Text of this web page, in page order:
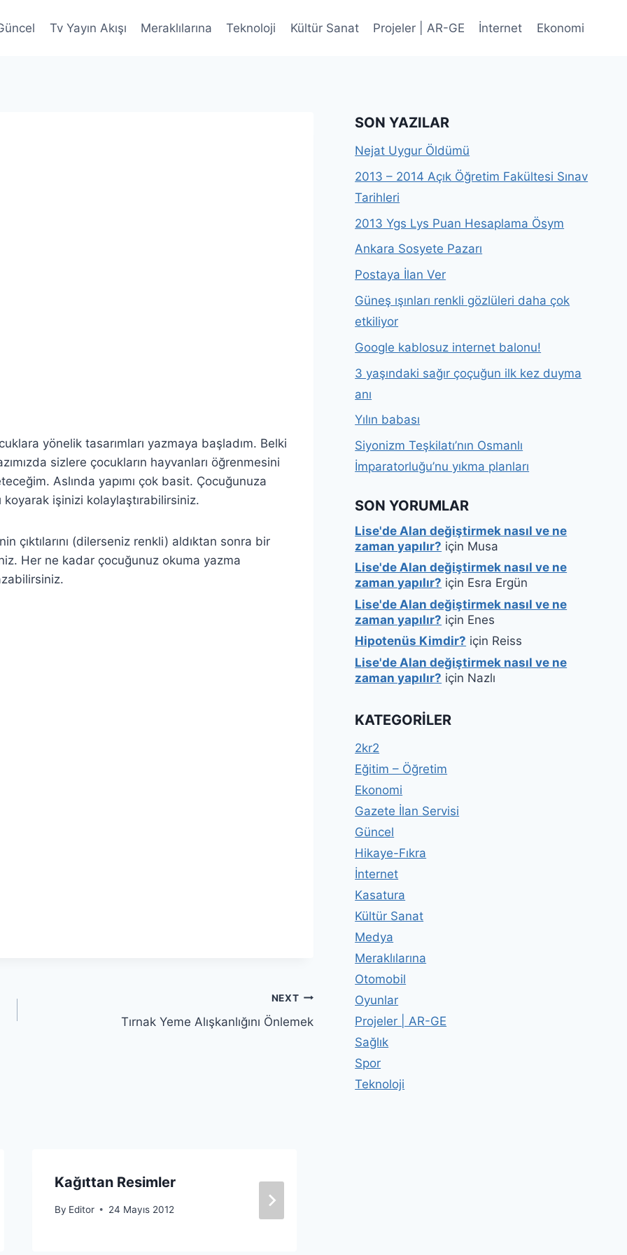
Tv Yayın Akışı Meraklılarına Teknoloji Kültür Sanat Projeler | AR-GE İnternet Ekonomi
yönelik tasarımları yazmaya başladım. Belki
sizlere çocukların hayvanları öğrenmesini
Aslında yapımı çok basit. Çocuğunuza
koyarak işinizi kolaylaştırabilirsiniz.
çıktılarını (dilerseniz renkli) aldıktan sonra bir
Her ne kadar çocuğunuz okuma yazma
NEXT
Tırnak Yeme Alışkanlığını Önlemek
Kağıttan Resimler
By Editor 24 Mayıs 2012
SON YAZILAR
Nejat Uygur Öldümü
2013 – 2014 Açık Öğretim Fakültesi Sınav
Tarihleri
2013 Ygs Lys Puan Hesaplama Ösym
Ankara Sosyete Pazarı
Postaya İlan Ver
Güneş ışınları renkli gözlüleri daha çok
etkiliyor
Google kablosuz internet balonu!
3 yaşındaki sağır çoçuğun ilk kez duyma
anı
Yılın babası
Siyonizm Teşkilatı’nın Osmanlı
İmparatorluğu’nu yıkma planları
SON YORUMLAR
Lise'de Alan değiştirmek nasıl ve ne
zaman yapılır? için Musa
Lise'de Alan değiştirmek nasıl ve ne
zaman yapılır? için Esra Ergün
Lise'de Alan değiştirmek nasıl ve ne
zaman yapılır? için Enes
Hipotenüs Kimdir? için Reiss
Lise'de Alan değiştirmek nasıl ve ne
zaman yapılır? için Nazlı
KATEGORILER
2kr2
Eğitim – Öğretim
Ekonomi
Gazete İlan Servisi
Güncel
Hikaye-Fıkra
İnternet
Kasatura
Kültür Sanat
Medya
Meraklılarına
Otomobil
Oyunlar
Projeler | AR-GE
Sağlık
Spor
Teknoloji